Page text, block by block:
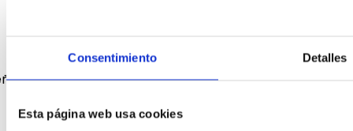
Consentimiento Detalles
Esta página web usa cookies